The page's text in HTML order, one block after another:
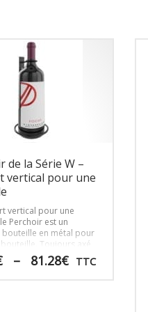
de la Série W –
vertical pour une
vertical pour une
Perchoir est un
en métal pour
Toujours axé
il constitue l’élément
pour le côté d’un
– 81.28€ Plage
TTC